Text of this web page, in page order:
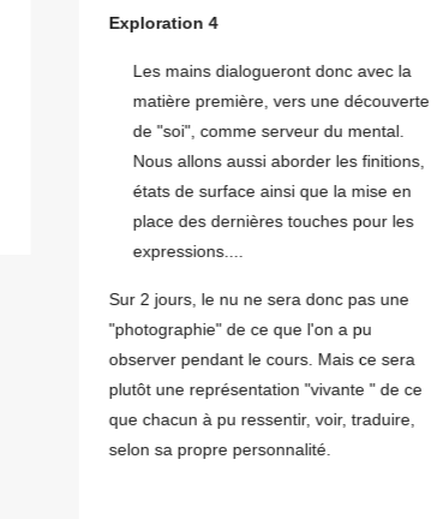
Exploration 4
Les mains dialogueront donc avec la
matière première, vers une découverte
de "soi", comme serveur du mental.
Nous allons aussi aborder les finitions,
états de surface ainsi que la mise en
place des dernières touches pour les
expressions....
Sur 2 jours, le nu ne sera donc pas une
"photographie" de ce que l'on a pu
observer pendant le cours. Mais ce sera
plutôt une représentation "vivante " de ce
que chacun à pu ressentir, voir, traduire,
selon sa propre personnalité.